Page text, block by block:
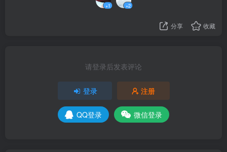
+1 +2
分享 收藏
请登录后发表评论
登录 注册
QQ登录 微信登录